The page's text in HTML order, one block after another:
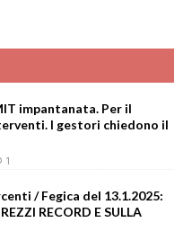
impantanata. Per il
I gestori chiedono il
1
/ Fegica del 13.1.2025:
RECORD E SULLA